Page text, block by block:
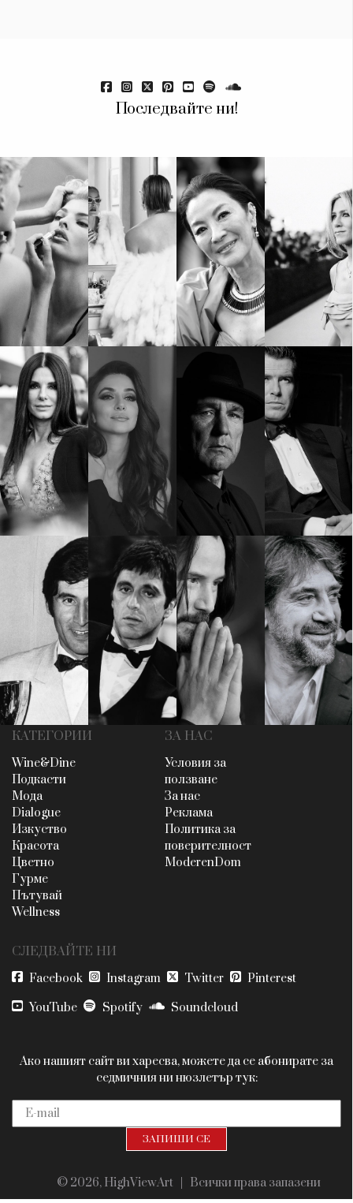
Последвайте ни!
КАТЕГОРИИ
Wine&Dine
Подкасти
Мода
Dialogue
Изкуство
Красота
Цветно
Гурме
Пътувай
Wellness
ЗА НАС
Условия за
ползване
За нас
Реклама
Политика за
поверителност
ModerenDom
СЛЕДВАЙТЕ НИ
Facebook Instagram Twitter
Pinterest
YouTube
Spotify Soundcloud
Ако нашият сайт ви харесва, можете да се абонирате за
седмичния ни нюзлетър тук:
© 2026, HighViewArt | Всички права запазени